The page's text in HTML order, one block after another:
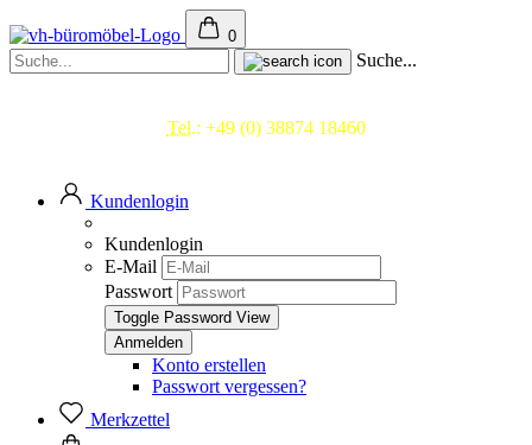
0
Suche...
Tel.: +49 (0) 38874 18460
Kundenlogin
Kundenlogin
E-Mail
Passwort
Toggle Password View
Konto erstellen
Passwort vergessen?
Merkzettel